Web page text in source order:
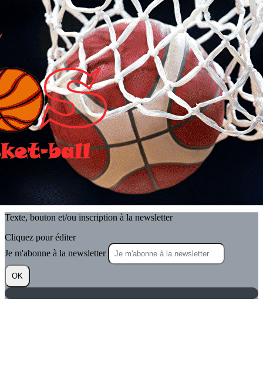
Exporter les lignes sélectionnées
Exporter toutes les colonnes
Exporter uniquement les colonnes affichées
<
>
Newsletter
GALERIE PHOTO
Événements
Historique des événements
Archives articles journaux
?>
Images de la page d'accueil
Cliquez pour éditer
Texte, bouton et/ou inscription à la newsletter
Cliquez pour éditer
Je m'abonne à la newsletter
OK